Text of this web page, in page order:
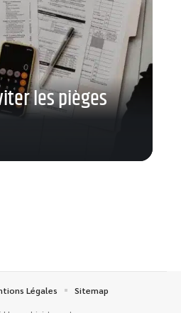
les pièges
Légales Sitemap